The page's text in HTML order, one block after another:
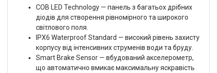
COB LED Technology — панель з багатьох дрібних
діодів для створення рівномірного та широкого
світлового поля.
IPX6 Waterproof Standard — високий рівень захисту
корпусу від інтенсивних струменів води та бруду.
Smart Brake Sensor — вбудований акселерометр,
що автоматично вмикає максимальну яскравість